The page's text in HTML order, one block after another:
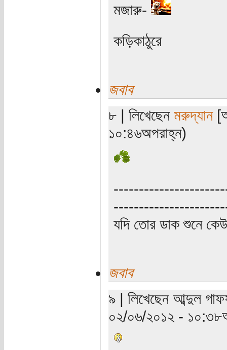
মজারু-
কড়িকাঠুরে
জবাব
৮ | লিখেছেন মরুদ্যান
১০:৪৬অপরাহ্ন)
যদি তোর ডাক শুনে
জবাব
৯ | লিখেছেন আব্দুল
০২/০৬/২০১২ -